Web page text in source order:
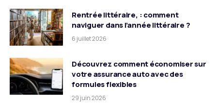
Rentrée littéraire, : comment
naviguer dans l’année littéraire ?
6 juillet 2026
Découvrez comment économiser sur
votre assurance auto avec des
formules flexibles
29 juin 2026